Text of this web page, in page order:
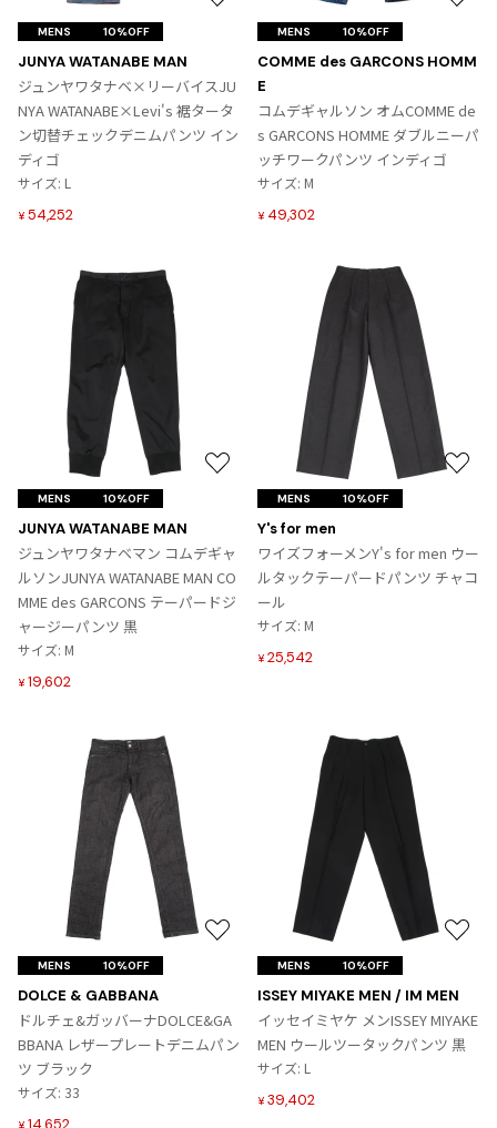
Jean-Paul GAULTIER CLASSIQUE
ジャンポールゴルチエクラシック
Jean-Paul GAULTIER FEMME
ジャンポールゴルチエファム
Jean-Paul GAULTIER HOMME
ジャンポールゴルチエオム
Vivienne Westwood
ヴィヴィアンウエストウッド
Maison Margiela
Maison Margiela
メゾンマルジェラ
JUNYA WATANABE MAN
ジュンヤワタナベ×リーバイスJU
NYA WATANABE×Levi's 裾タータ
ン切替チェックデニムパンツ イン
ディゴ
サイズ: L
¥ 54,252
MENS 10%OFF
入
り
に
COMME des GARCONS HOMM
E
コムデギャルソン オムCOMME de
s GARCONS HOMME ダブルニーパ
ッチワークパンツ インディゴ
サイズ: M
¥ 49,302
MENS 10%OFF
に
り
に
追
JUNYA WATANABE MAN
ジュンヤワタナベマン コムデギャ
ルソンJUNYA WATANABE MAN CO
MME des GARCONS テーパードジ
ャージーパンツ 黒
サイズ: M
¥ 19,602
MENS 10%OFF
入
り
Y's for men
ワイズフォーメンY's for men ウー
ルタックテーパードパンツ チャコ
ール
サイズ: M
¥ 25,542
MENS 10%OFF
お
入
り
DOLCE & GABBANA
ドルチェ&ガッバーナDOLCE&GA
BBANA レザープレートデニムパン
ツ ブラック
サイズ: 33
14,652
MENS 10%OFF
お
入
り
ISSEY MIYAKE MEN / IM MEN
イッセイミヤケ メンISSEY MIYAKE
MEN ウールツータックパンツ 黒
サイズ: L
¥ 39,402
MENS 10%OFF
お
に
入
り